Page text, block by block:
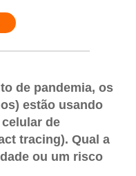
de pandemia, os
estão usando
de
tracing). Qual a
ou um risco